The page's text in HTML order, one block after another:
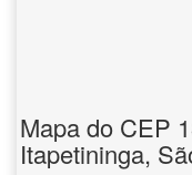
Mapa do CEP
Itapetininga,